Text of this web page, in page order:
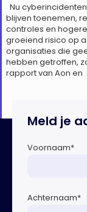
Nu
blijven toenemen,
controles en
groeiend risico op
organisaties die
hebben getroffen,
rapport van Aon en
Meld je
Voornaam*
Achternaam*